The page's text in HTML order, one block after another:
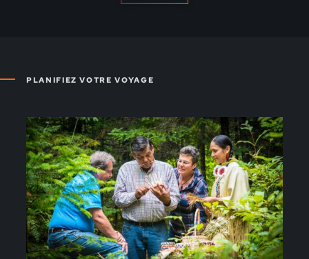
PLANIFIEZ VOTRE VOYAGE